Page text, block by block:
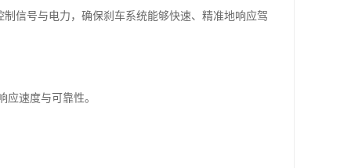
信号与电力，确保刹车系统能够快速、精准地响应驾
速度与可靠性。